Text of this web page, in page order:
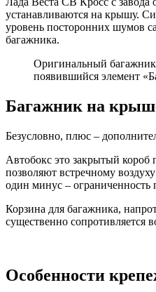
устанавливаются на крышу.
уровень посторонних шумов
багажника.
Оригинальный багажник
появившийся элемент
Багажник на
Безусловно, плюс –
Автобокс это закрытый
позволяют встречному
один минус – ограниченность
Корзина для багажника,
существенно сопротивляется
Особенности